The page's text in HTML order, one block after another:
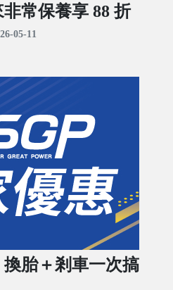
常保養享 88 折
05-11
胎＋剎車一次搞